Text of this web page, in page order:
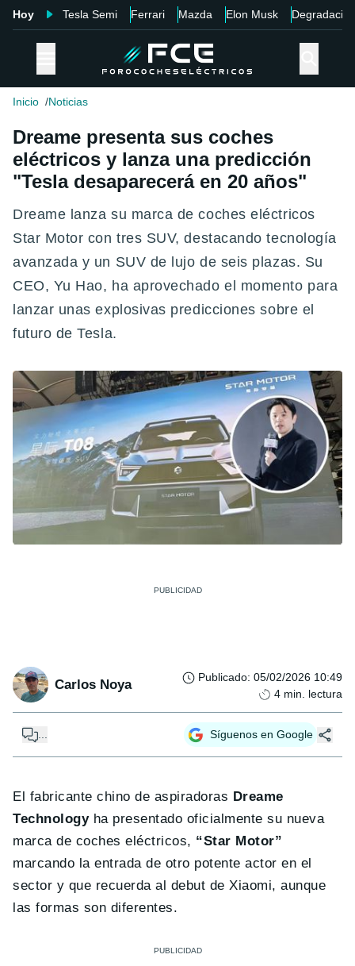
Hoy Tesla Semi Ferrari Mazda Elon Musk Degradación
Inicio Noticias
Dreame presenta sus coches
eléctricos y lanza una predicción
"Tesla desaparecerá en 20 años"
Dreame lanza su marca de coches eléctricos
Star Motor con tres SUV, destacando tecnología
avanzada y un SUV de lujo de seis plazas. Su
CEO, Yu Hao, ha aprovechado el momento para
lanzar unas explosivas predicciones sobre el
futuro de Tesla.
Carlos Noya Publicado: 05/02/2026 10:49
4 min. lectura
... Síguenos en Google
El fabricante chino de aspiradoras Dreame
Technologyha presentado oficialmente su nueva
marca de coches eléctricos, “Star Motor”
marcando la entrada de otro potente actor en el
sector y que recuerda al debut de Xiaomi, aunque
las formas son diferentes.